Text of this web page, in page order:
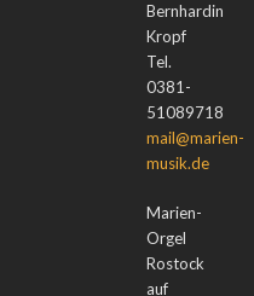
Bernhardin
Kropf
Tel.
0381-
51089718
mail@marien-
musik.de
Marien-
Orgel
Rostock
auf